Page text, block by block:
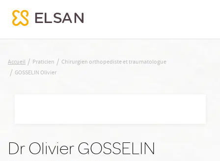
Nx:Aller
GOSSELIN Olivier
Accueil / Praticien / Chirurgien orthopediste et traumatologue
/ GOSSELIN Olivier
Dr Olivier GOSSELIN